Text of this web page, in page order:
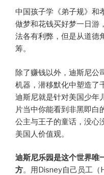
中国孩子学《弟子规》和
做梦和花钱买好梦一日游
法各有利弊，但是从道德
筹。
除了赚钱以外，迪斯尼公
机器，潜移默化中塑造了
迪斯尼就是针对美国少年
片当中你能看到非黑即白
公主与王子的童话，没心
美国人价值观。
迪斯尼乐园是这个世界唯
方。用Disney自己员工（